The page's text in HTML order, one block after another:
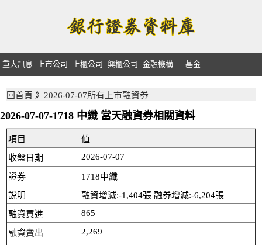
重大訊息 上市公司 上櫃公司 興櫃公司 金融機構 基金
回首頁 》 2026-07-07所有上市融資券
2026-07-07-1718 中纖 當天融資券相關資料
項目
值
收盤日期
2026-07-07
證券
1718中纖
說明
融資增減:-1,404張 融券增減:-6,204張
融資買進
865
融資賣出 2,269